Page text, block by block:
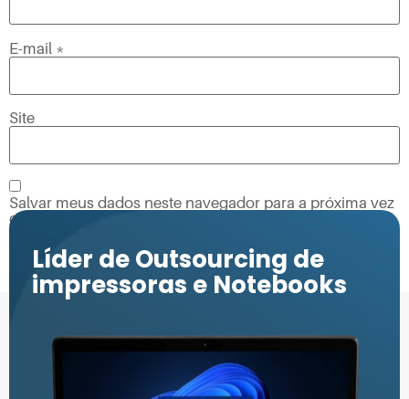
E-mail *
Site
Salvar meus dados neste navegador para a próxima vez
que eu comentar.
Líder de Outsourcing de
impressoras e Notebooks